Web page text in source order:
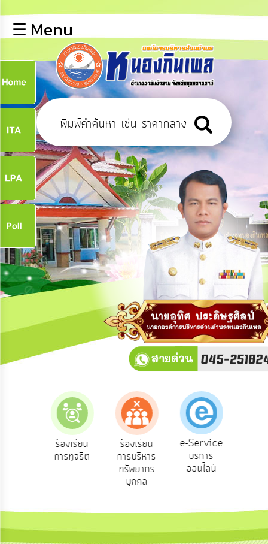
หลัก
ข้อมูล
พื้น
ฐาน
บุคลากร
ข่าว
ประชาสัมพันธ์
การ
เผย
ข้อมูล
สาธารณะ
OIT
การ
ปฏิสัมพันธ์
ฟัง
ความ
ยุทธศาสตร์/
ทรัพยากร
☰ Menu
ร้องเรียน
การทุจริต
ร้องเรียน
การบริหาร
ทรัพยากร
บุคคล
e-Service
บริการ
ออนไลน์